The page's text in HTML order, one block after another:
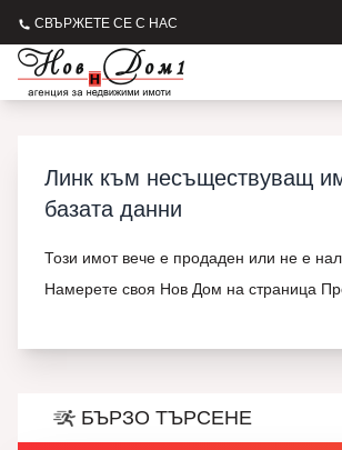
СВЪРЖЕТЕ СЕ С НАС
Линк към несъществуващ
базата данни
Този имот вече е продаден или не е
Намерете своя Нов Дом на страница
БЪРЗО ТЪРСЕНЕ